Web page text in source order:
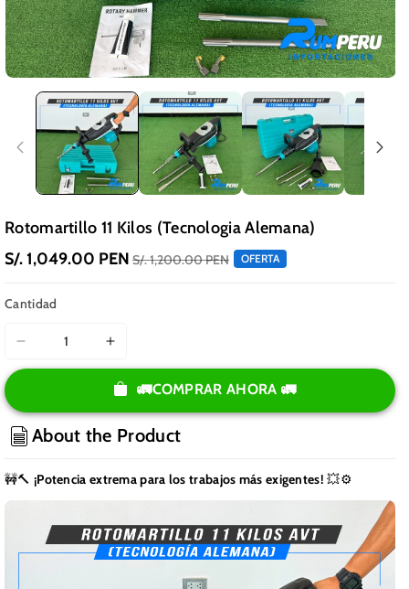
Rotomartillo 11 Kilos (Tecnologia Alemana)
S/. 1,049.00 PEN S/. 1,200.00 PEN OFERTA
Cantidad
Reducir
cantidad
Rotomartillo
11
Kilos
(Tecnologia
Alemana)
Aumentar
cantidad
para
Rotomartillo
11
(Tecnologia
Alemana)
🚛COMPRAR AHORA 🚛
About the Product
🚧🔨 ¡Potencia extrema para los trabajos más exigentes! 💥⚙️